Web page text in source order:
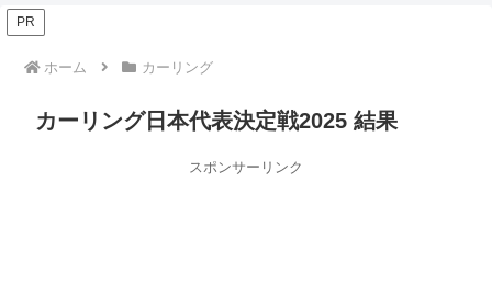
PR
ホーム カーリング
カーリング日本代表決定戦2025 結果
スポンサーリンク